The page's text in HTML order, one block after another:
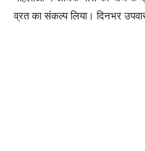
व्रत का संकल्प लिया। दिनभर